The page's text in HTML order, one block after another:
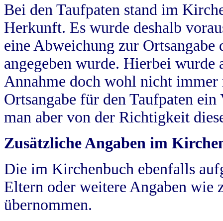
Bei den Taufpaten stand im
Herkunft. Es wurde deshalb
eine Abweichung zur
angegeben wurde. Hierbei wurde
Annahme doch wohl nicht
Ortsangabe für den Taufpaten
man aber von der Richtigkeit
Zusätzliche Angaben im
Die im Kirchenbuch ebenfalls
Eltern oder weitere Angaben wie
übernommen.